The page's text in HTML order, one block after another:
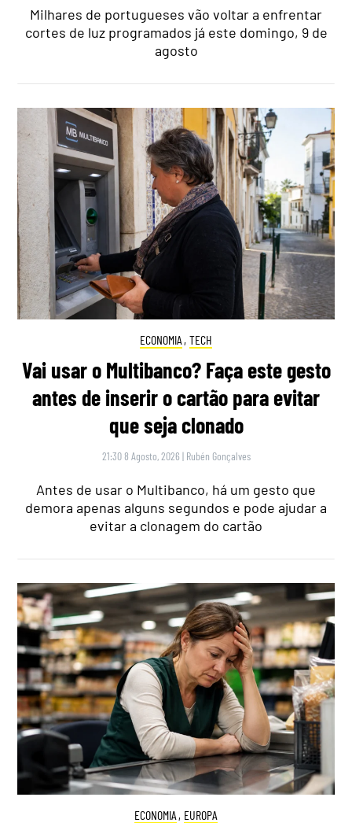
Milhares de portugueses vão voltar a enfrentar
cortes de luz programados já este domingo, 9 de
agosto
ECONOMIA , TECH
Vai usar o Multibanco? Faça este gesto
antes de inserir o cartão para evitar
que seja clonado
21:30 8 Agosto, 2026 | Rubén Gonçalves
Antes de usar o Multibanco, há um gesto que
demora apenas alguns segundos e pode ajudar a
evitar a clonagem do cartão
ECONOMIA , EUROPA